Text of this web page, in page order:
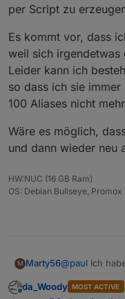
per Script zu
Es kommt vor, dass
weil sich irgendetwas
Leider kann ich
so dass ich sie
100 Aliases nicht
Wäre es möglich,
und dann wieder neu
HW:NUC (16 GB Ram)
OS: Debian Bullseye, Promox
M Marty56@paul Ich
Es kommt vor,
da_Woody MOST ACTIVE